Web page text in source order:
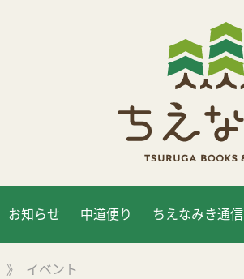
お知らせ 中道便り ちえなみき通信
》 イベント